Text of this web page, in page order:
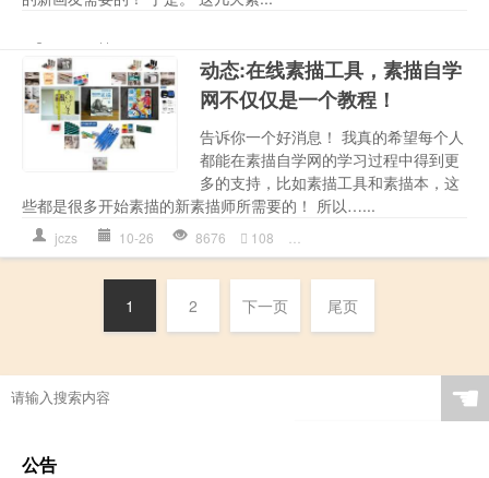
动态:在线素描工具，素描自学
网不仅仅是一个教程！
告诉你一个好消息！ 我真的希望每个人
都能在素描自学网的学习过程中得到更
多的支持，比如素描工具和素描本，这
些都是很多开始素描的新素描师所需要的！ 所以…...
jczs 10-26 8676 108
1 2 下一页 尾页
☚
公告